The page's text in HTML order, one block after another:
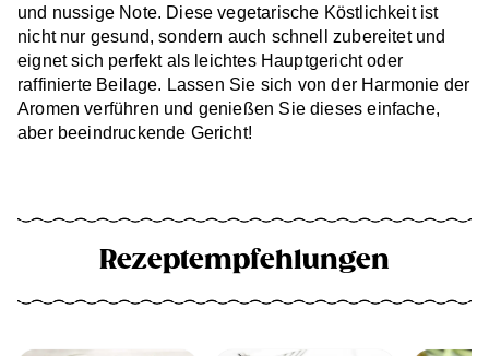
und nussige Note. Diese vegetarische Köstlichkeit ist
nicht nur gesund, sondern auch schnell zubereitet und
eignet sich perfekt als leichtes Hauptgericht oder
raffinierte Beilage. Lassen Sie sich von der Harmonie der
Aromen verführen und genießen Sie dieses einfache,
aber beeindruckende Gericht!
Rezeptempfehlungen